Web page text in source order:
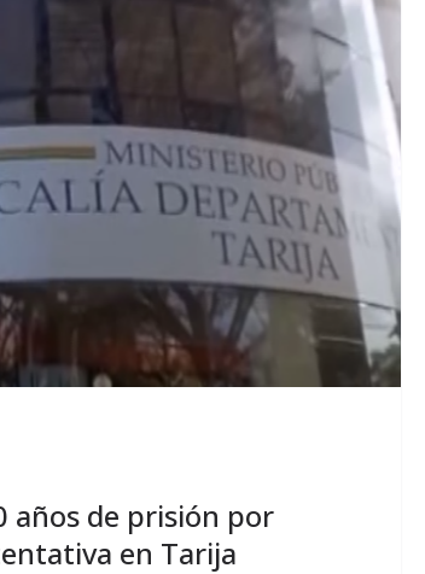
años de prisión por
en Tarija